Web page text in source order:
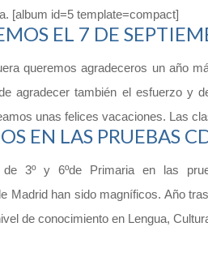
[album id=5 template=compact]
EL 7 DE
queremos agradeceros un año
agradecer también el esfuerzo y
unas felices vacaciones. Las
EN LAS PRUEBAS
3º y 6ºde Primaria en las
Madrid han sido magníficos. Año
de conocimiento en Lengua,